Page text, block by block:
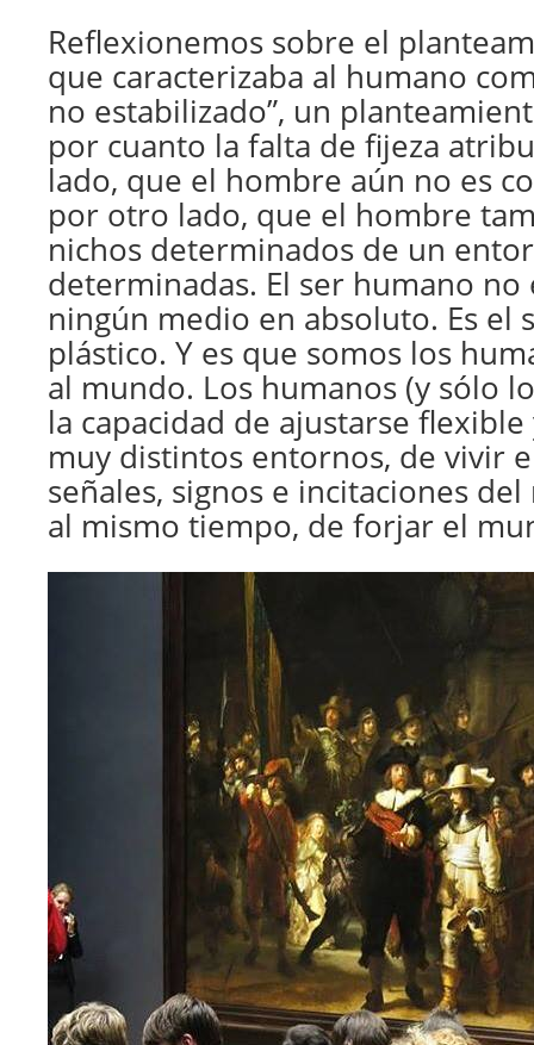
Reflexionemos sobre el
que caracterizaba al humano
no estabilizado”, un
por cuanto la falta de fijeza
lado, que el hombre aún no es
por otro lado, que el hombre
nichos determinados de un
determinadas. El ser humano no
ningún medio en absoluto. Es el
plástico. Y es que somos los
al mundo. Los humanos (y sólo
la capacidad de ajustarse
muy distintos entornos, de vivir
señales, signos e incitaciones
al mismo tiempo, de forjar el